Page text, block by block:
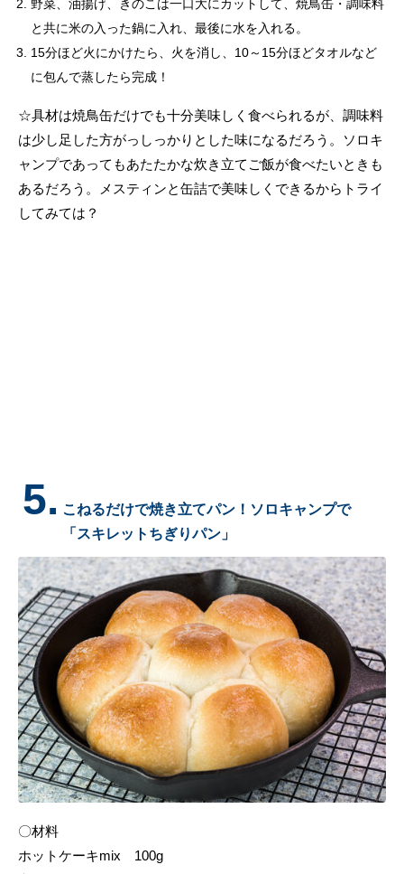
野菜、油揚げ、きのこは一口大にカットして、焼鳥缶・調味料
と共に米の入った鍋に入れ、最後に水を入れる。
15分ほど火にかけたら、火を消し、10～15分ほどタオルなど
に包んで蒸したら完成！
☆具材は焼鳥缶だけでも十分美味しく食べられるが、調味料
は少し足した方がっしっかりとした味になるだろう。ソロキ
ャンプであってもあたたかな炊き立てご飯が食べたいときも
あるだろう。メスティンと缶詰で美味しくできるからトライ
してみては？
5. こねるだけで焼き立てパン！ソロキャンプで
「スキレットちぎりパン」
〇材料
ホットケーキmix 100g